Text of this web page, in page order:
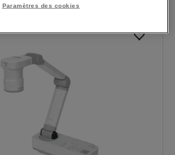
Paramètres des cookies